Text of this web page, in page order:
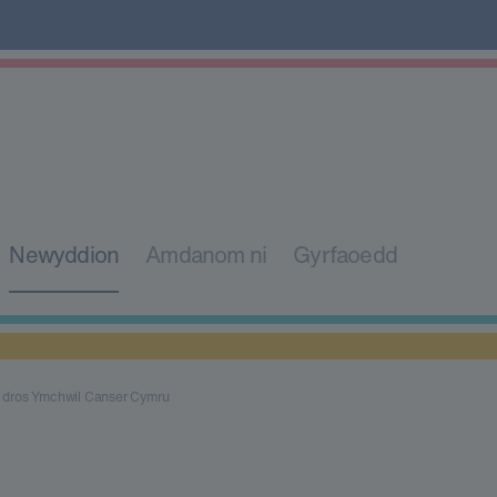
Newyddion Amdanom ni Gyrfaoedd
Ymchwil Canser Cymru